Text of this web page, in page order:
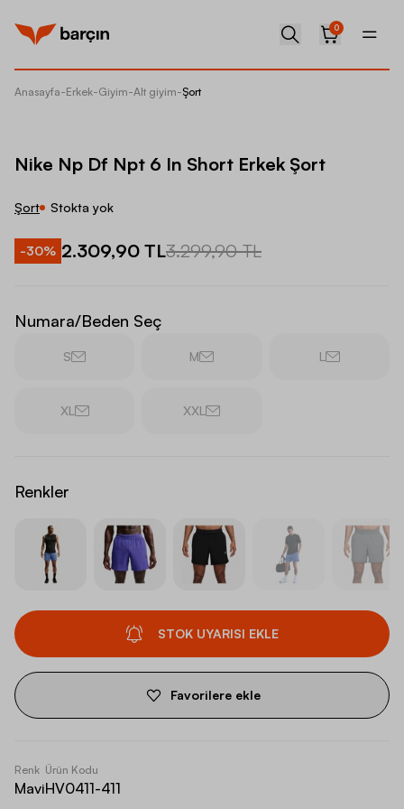
0
Anasayfa-Erkek-Giyim-Alt giyim-Şort
Nike Np Df Npt 6 In Short Erkek Şort
Şort Stokta yok
-30% 2.309,90 TL3.299,90 TL
Numara/Beden Seç
S M L
XL XXL
Renkler
STOK UYARISI EKLE
Favorilere ekle
Renk
Mavi
Ürün Kodu
HV0411-411